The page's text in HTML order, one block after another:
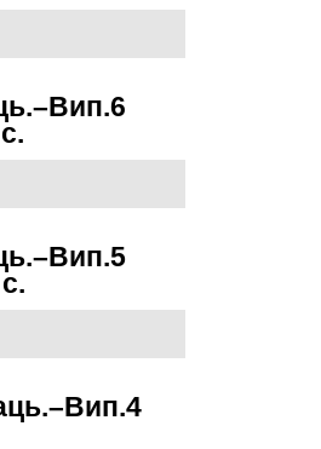
Немає категорій
RSSзаписів